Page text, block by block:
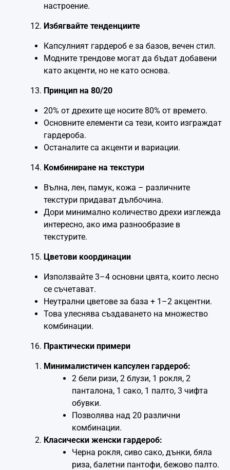
настроение.
Избягвайте тенденциите
Капсулният гардероб е за базов, вечен стил.
Модните трендове могат да бъдат добавени
като акценти, но не като основа.
Принцип на 80/20
20% от дрехите ще носите 80% от времето.
Основните елементи са тези, които изграждат
гардероба.
Останалите са акценти и вариации.
Комбиниране на текстури
Вълна, лен, памук, кожа – различните
текстури придават дълбочина.
Дори минимално количество дрехи изглежда
интересно, ако има разнообразие в
текстурите.
Цветови координации
Използвайте 3–4 основни цвята, които лесно
се съчетават.
Неутрални цветове за база + 1–2 акцентни.
Това улеснява създаването на множество
комбинации.
Практически примери
Минималистичен капсулен гардероб:
2 бели ризи, 2 блузи, 1 рокля, 2
панталона, 1 сако, 1 палто, 3 чифта
обувки.
Позволява над 20 различни
комбинации.
Класически женски гардероб:
Черна рокля, сиво сако, дънки, бяла
риза, балетни пантофи, бежово палто.